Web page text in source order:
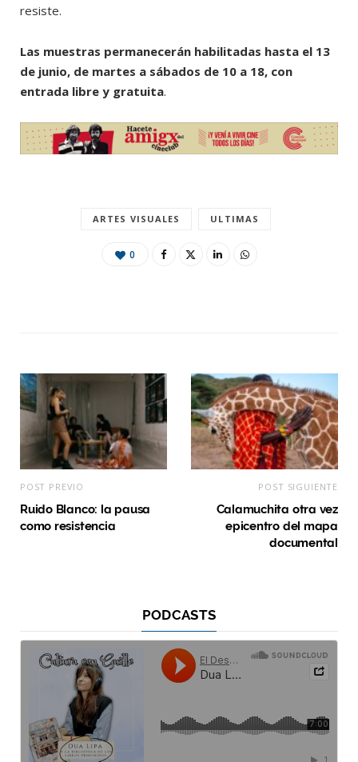
resiste.
Las muestras permanecerán habilitadas hasta el 13
de junio, de martes a sábados de 10 a 18, con
entrada libre y gratuita.
ARTES VISUALES ULTIMAS
0
POST PREVIO
Ruido Blanco: la pausa
como resistencia
POST SIGUIENTE
Calamuchita otra vez
epicentro del mapa
documental
PODCASTS